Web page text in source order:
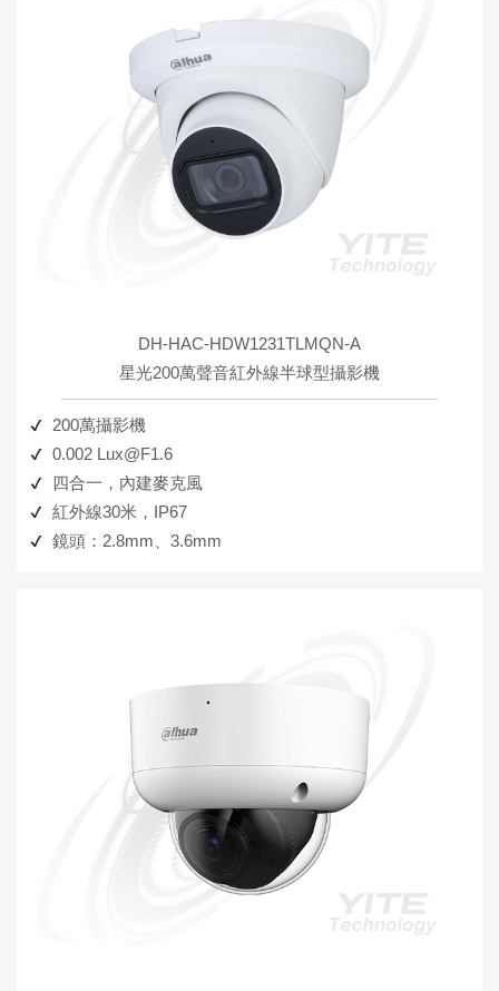
DH-HAC-HDW1231TLMQN-A
星光200萬聲音紅外線半球型攝影機
200萬攝影機
0.002 Lux@F1.6
四合一，內建麥克風
紅外線30米，IP67
鏡頭：2.8mm、3.6mm